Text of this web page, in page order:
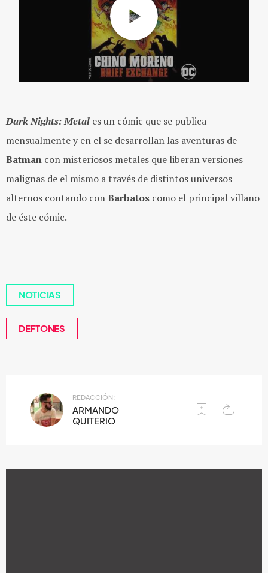
Dark Nights: Metal es un cómic que se publica
mensualmente y en el se desarrollan las aventuras de
Batman con misteriosos metales que liberan versiones
malignas de el mismo a través de distintos universos
alternos contando conBarbatos como el principal villano
de éste cómic.
NOTICIAS
DEFTONES
REDACCIÓN:
ARMANDO
QUITERIO